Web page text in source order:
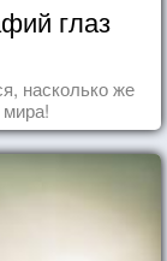
глаз
насколько же